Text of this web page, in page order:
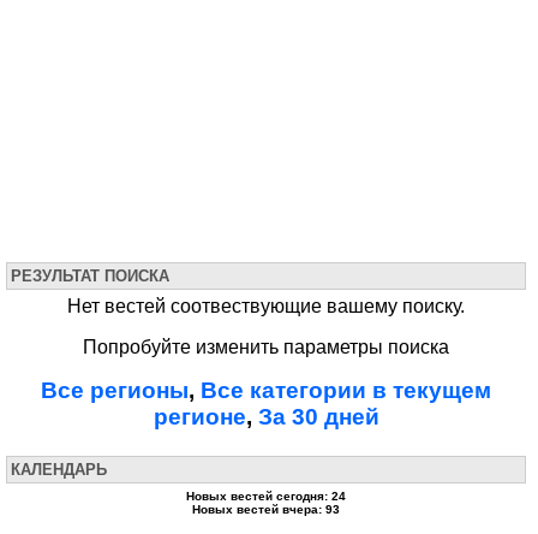
РЕЗУЛЬТАТ ПОИСКА
Нет вестей соотвествующие вашему поиску.
Попробуйте изменить параметры поиска
Все регионы, Все категории в текущем
регионе, За 30 дней
КАЛЕНДАРЬ
Новых вестей сегодня: 24
Новых вестей вчера: 93